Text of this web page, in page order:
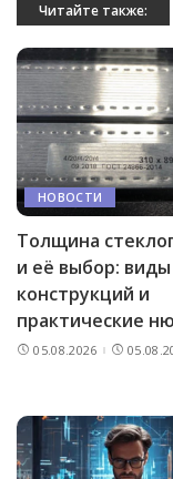
Читайте также:
НОВОСТИ
Толщина
и её выбор: виды
конструкций и
практические
05.08.2026